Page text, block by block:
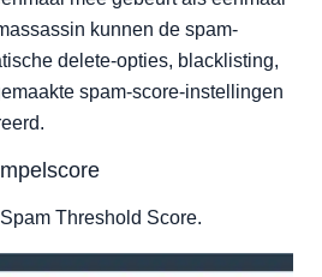
kunnen de spam-
delete-opties, blacklisting,
spam-score-instellingen
Threshold Score.